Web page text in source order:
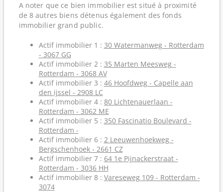
A noter que ce bien immobilier est situé à proximité
de 8 autres biens détenus également des fonds
immobilier grand public.
Actif immobilier 1 : 30 Watermanweg - Rotterdam
- 3067 GG
Actif immobilier 2 : 35 Marten Meesweg -
Rotterdam - 3068 AV
Actif immobilier 3 : 46 Hoofdweg - Capelle aan
den ijssel - 2908 LC
Actif immobilier 4 : 80 Lichtenauerlaan -
Rotterdam - 3062 ME
Actif immobilier 5 : 350 Fascinatio Boulevard -
Rotterdam -
Actif immobilier 6 : 2 Leeuwenhoekweg -
Bergschenhoek - 2661 CZ
Actif immobilier 7 : 64 1e Pijnackerstraat -
Rotterdam - 3036 HH
Actif immobilier 8 : Vareseweg 109 - Rotterdam -
3074